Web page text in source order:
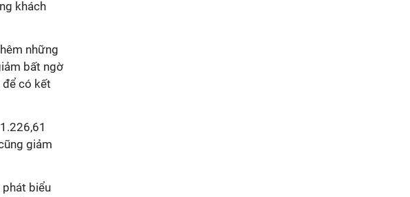
khách
những
bất ngờ
để có kết
giảm
phát biểu